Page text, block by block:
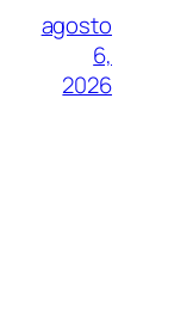
agosto
6,
2026